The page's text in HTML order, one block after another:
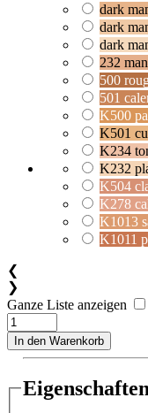
dark
dark
dark
232
500
501
K500
K501
K234
K232
K504
K278
K1013
K1011
❮
❯
Ganze Liste anzeigen
In den Warenkorb
Eigenschaften